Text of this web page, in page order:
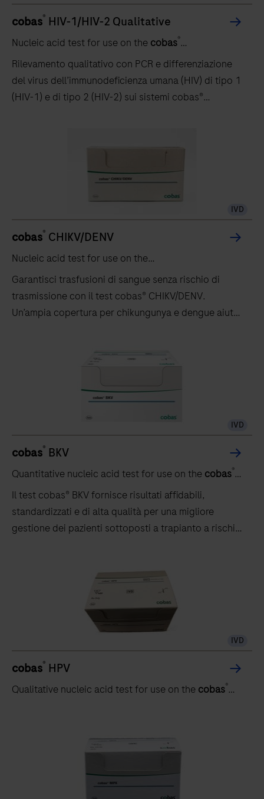
cobas® HIV-1/HIV-2 Qualitative
Nucleic acid test for use on the cobas®
5800/6800/8800 systems
Rilevamento qualitativo con PCR e differenziazione
del virus dell’immunodeficienza umana (HIV) di tipo 1
(HIV-1) e di tipo 2 (HIV-2) sui sistemi cobas®
IVD
cobas® CHIKV/DENV
Nucleic acid test for use on the
cobas 5800/6800/8800 systems
Garantisci trasfusioni di sangue senza rischio di
trasmissione con il test cobas® CHIKV/DENV.
Un’ampia copertura per chikungunya e dengue aiuta
IVD
cobas® BKV
Quantitative nucleic acid test for use on the cobas®
5800/6800/8800 systems
Il test cobas® BKV fornisce risultati affidabili,
standardizzati e di alta qualità per una migliore
gestione dei pazienti sottoposti a trapianto a rischio
IVD
cobas® HPV
Qualitative nucleic acid test for use on the cobas®